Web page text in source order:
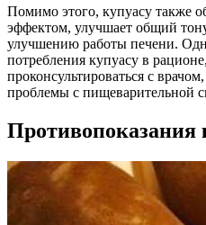
Помимо этого, купуасу также
эффектом, улучшает общий
улучшению работы печени.
потребления купуасу в
проконсультироваться с
проблемы с пищеварительной
Противопоказания